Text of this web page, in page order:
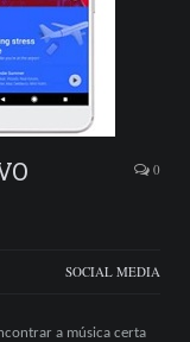
0
SOCIAL MEDIA
a música certa